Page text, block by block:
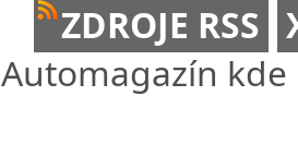
ZDROJE RSS
Automagazín